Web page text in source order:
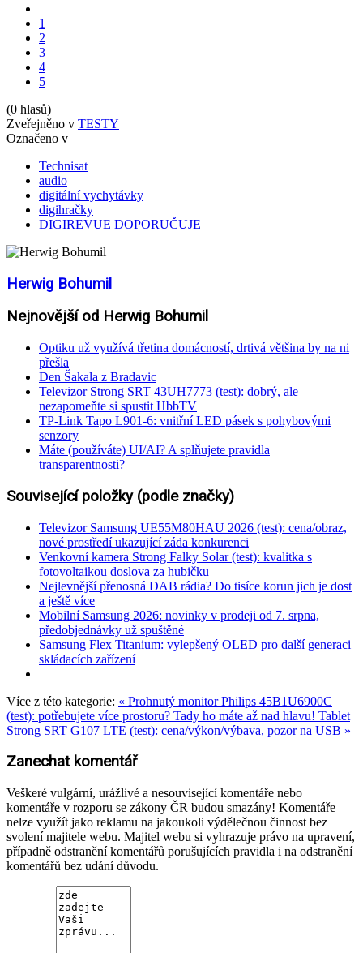
1
2
3
4
5
(0 hlasů)
Zveřejněno v TESTY
Označeno v
Technisat
audio
digitální vychytávky
digihračky
DIGIREVUE DOPORUČUJE
Herwig Bohumil
Nejnovější od Herwig Bohumil
Optiku už využívá třetina domácností, drtivá většina by na ni
přešla
Den Šakala z Bradavic
Televizor Strong SRT 43UH7773 (test): dobrý, ale
nezapomeňte si spustit HbbTV
TP-Link Tapo L901-6: vnitřní LED pásek s pohybovými
senzory
Máte (používáte) UI/AI? A splňujete pravidla
transparentnosti?
Související položky (podle značky)
Televizor Samsung UE55M80HAU 2026 (test): cena/obraz,
nové prostředí ukazující záda konkurenci
Venkovní kamera Strong Falky Solar (test): kvalitka s
fotovoltaikou doslova za hubičku
Nejlevnější přenosná DAB rádia? Do tisíce korun jich je dost
a ještě více
Mobilní Samsung 2026: novinky v prodeji od 7. srpna,
předobjednávky už spuštěné
Samsung Flex Titanium: vylepšený OLED pro další generaci
skládacích zařízení
Více z této kategorie: « Prohnutý monitor Philips 45B1U6900C
(test): potřebujete více prostoru? Tady ho máte až nad hlavu! Tablet
Strong SRT G107 LTE (test): cena/výkon/výbava, pozor na USB »
Zanechat komentář
Veškeré vulgární, urážlivé a nesouvisející komentáře nebo
komentáře v rozporu se zákony ČR budou smazány! Komentáře
nelze využít jako reklamu na jakoukoli výdělečnou činnost bez
svolení majitele webu. Majitel webu si vyhrazuje právo na upravení,
případně odstranění komentářů porušujících pravidla i na odstranění
komentářů bez udání důvodu.